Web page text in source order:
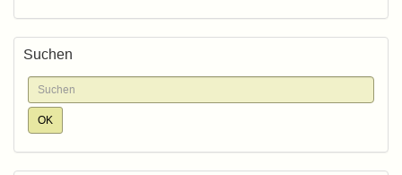
Suchen